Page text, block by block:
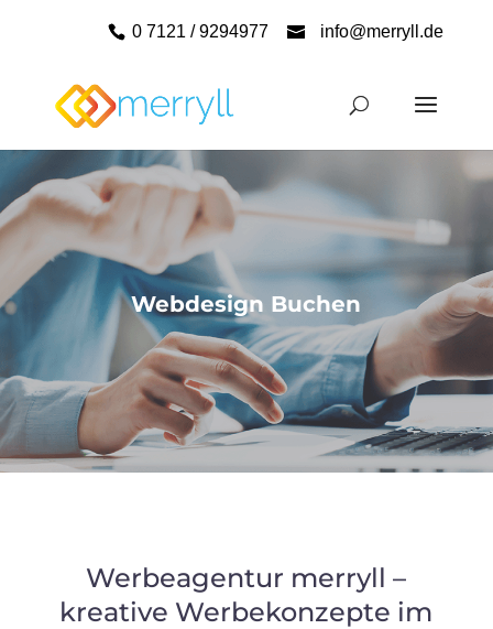
0 7121 / 9294977 info@merryll.de
Webdesign Buchen
Werbeagentur merryll –
kreative Werbekonzepte im